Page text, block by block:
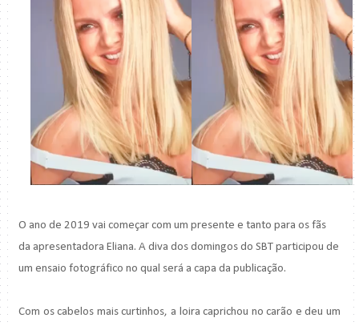
O ano de 2019 vai começar com um presente e tanto para os fãs
da apresentadora Eliana.A diva dos domingos do SBT participou de
um ensaio fotográfico no qual será a capa da publicação.
Com os cabelos mais curtinhos, a loira caprichou no carão e deu um